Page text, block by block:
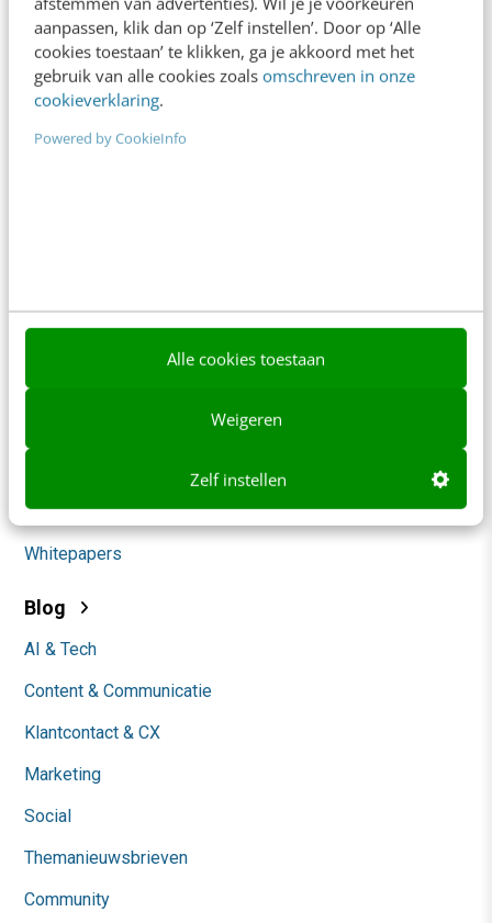
aanpassen, klik dan op ‘Zelf instellen’. Door op ‘Alle
cookies toestaan’ te klikken, ga je akkoord met het
gebruik van alle cookies zoals omschreven in onze
cookieverklaring.
Powered by CookieInfo
Alle cookies toestaan
Weigeren
Zelf instellen
Contact Redactie
redactie@frankwatching.com
+31 30 200 1045
Tarieven
Nieuwsbrieven
Werken bij
Whitepapers
Blog
AI & Tech
Content & Communicatie
Klantcontact & CX
Marketing
Social
Themanieuwsbrieven
Community